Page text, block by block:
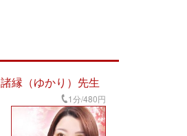
諸縁（ゆかり）先生
1分/480円